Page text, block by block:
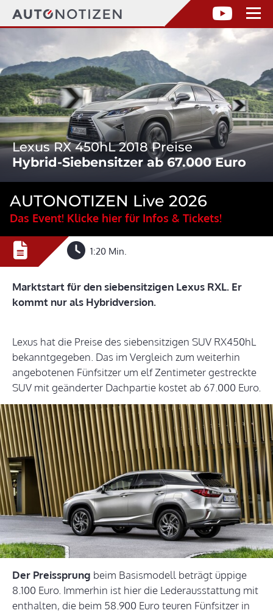
Lexus RX 450hL 2018 Preise
Hybrid-Siebensitzer ab 67.000 Euro
AUTONOTIZEN Live 2026
Das Event! Klicke hier für Infos & Tickets!
1:20 Min.
Marktstart für den siebensitzigen Lexus RXL. Er
kommt nur als Hybridversion.
Lexus hat die Preise des siebensitzigen SUV RX450hL
bekanntgegeben. Das im Vergleich zum weiterhin
angebotenen Fünfsitzer um elf Zentimeter gestreckte
SUV mit geänderter Dachpartie kostet ab 67.000 Euro.
Der Preissprung beim Basismodell beträgt üppige
8.100 Euro. Immerhin ist hier die Lederausstattung mit
enthalten, die beim 58.900 Euro teuren Fünfsitzer in